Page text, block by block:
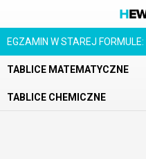
EGZAMIN W STAREJ FORMULE:
TABLICE MATEMATYCZNE
TABLICE CHEMICZNE